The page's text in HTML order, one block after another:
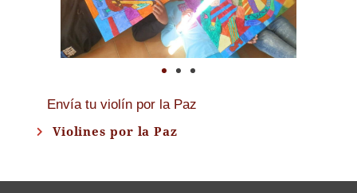
Envía tu violín por la Paz
Violines por la Paz